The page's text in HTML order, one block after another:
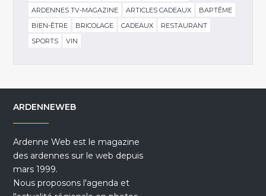
ARDENNES TV-MAGAZINE
ARTICLES CADEAUX
BAPTÊME
BIEN-ÊTRE
BRICOLAGE CADEAUX
RESTAURANT
SPORTS
VIN
ARDENNEWEB
Ardenne Web est le magazine
des ardennes sur le web depuis
mars 1999.
Nous proposons l'agenda et